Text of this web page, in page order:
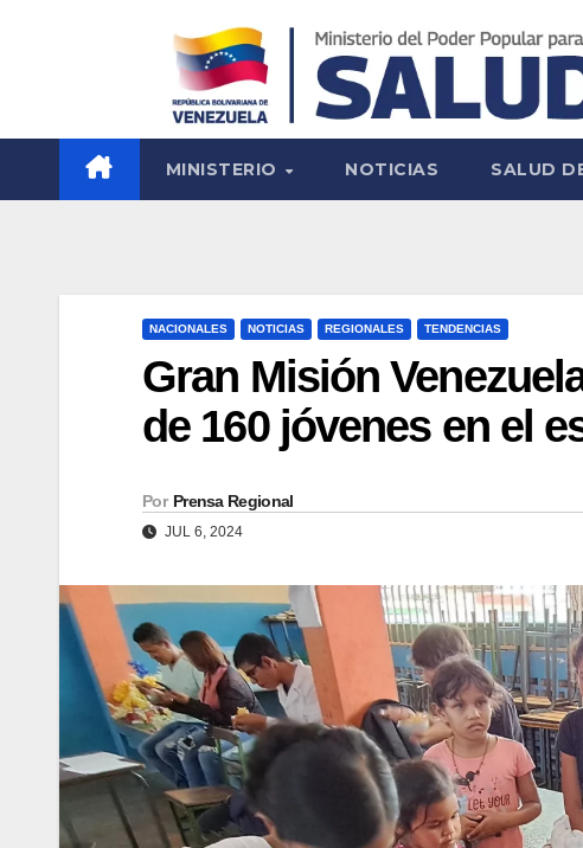
MINISTERIO NOTICIAS SALUD
NACIONALES NOTICIAS REGIONALES TENDENCIAS
Gran Misión
de 160 jóvenes en el
Por Prensa Regional
JUL 6, 2024